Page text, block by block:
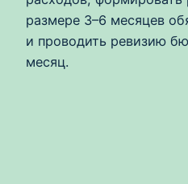
размере 3–6 месяцев
и проводить ревизию
месяц.